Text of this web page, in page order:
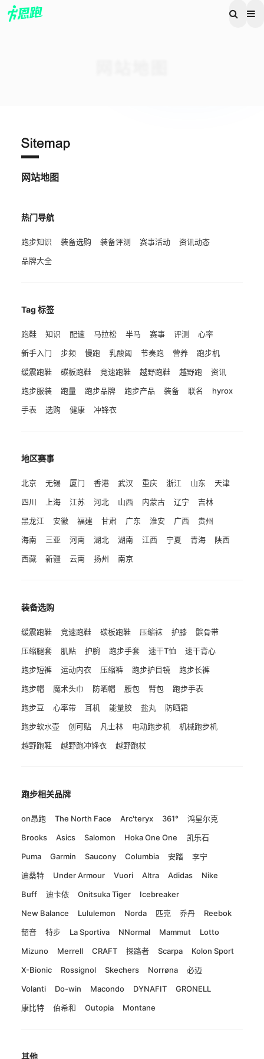
马拉松 跑鞋推荐 膝盖伤痛预防 跑步营养
网站地图
热门导航
跑步知识 装备选购 装备评测 赛事活动
资讯动态
品牌大全
Tag 标签
跑鞋 知识 配速 马拉松 半马 赛事 评测
心率
新手入门
步频 慢跑 乳酸阈 节奏跑 营养
跑步机
缓震跑鞋
碳板跑鞋 竞速跑鞋 越野跑鞋 越野跑
资讯
跑步服装
跑量 跑步品牌 跑步产品 装备 联名
hyrox
手表
选购 健康 冲锋衣
地区赛事
北京 无锡 厦门 香港 武汉 重庆 浙江 山东
天津
四川
上海 江苏 河北 山西 内蒙古 辽宁
吉林
黑龙江
安徽 福建 甘肃 广东 淮安 广西
贵州
海南
三亚 河南 湖北 湖南 江西 宁夏 青海
陕西
西藏
新疆 云南 扬州 南京
装备选购
缓震跑鞋 竞速跑鞋 碳板跑鞋 压缩袜 护膝
髌骨带
压缩腿套
肌贴 护腕 跑步手套 速干T恤
速干背心
跑步短裤
运动内衣 压缩裤 跑步护目镜
跑步长裤
跑步帽
魔术头巾 防晒帽 腰包 臂包
跑步手表
跑步豆
心率带 耳机 能量胶 盐丸
防晒霜
跑步软水壶
创可贴 凡士林 电动跑步机
机械跑步机
越野跑鞋
越野跑冲锋衣 越野跑杖
跑步相关品牌
on昂跑 The North Face Arc'teryx 361°
鸿星尔克
Brooks
Asics Salomon Hoka One One
凯乐石
Puma
Garmin Saucony Columbia 安踏
李宁
迪桑特
Under Armour Vuori Altra Adidas
Nike
Buff
迪卡侬 Onitsuka Tiger
Icebreaker
New Balance
Lululemon Norda 匹克 乔丹
Reebok
韶音
特步 La Sportiva NNormal Mammut
Lotto
Mizuno
Merrell CRAFT 探路者 Scarpa
Kolon Sport
X-Bionic
Rossignol Skechers Norrøna
必迈
Volanti
Do-win Macondo DYNAFIT
GRONELL
康比特
伯希和 Outopia Montane
其他